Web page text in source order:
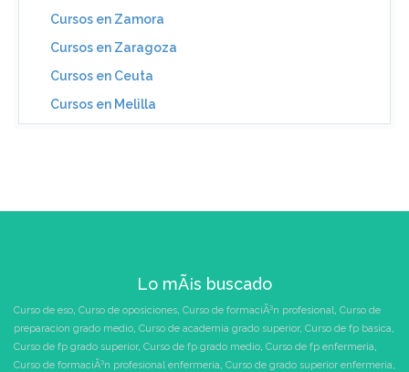
Cursos en Zamora
Cursos en Zaragoza
Cursos en Ceuta
Cursos en Melilla
Lo mÃ¡s buscado
Curso de eso, Curso de oposiciones, Curso de formaciÃ³n profesional, Curso de
preparacion grado medio, Curso de academia grado superior, Curso de fp basica,
Curso de fp grado superior, Curso de fp grado medio, Curso de fp enfermeria,
Curso de formaciÃ³n profesional enfermeria, Curso de grado superior enfermeria,